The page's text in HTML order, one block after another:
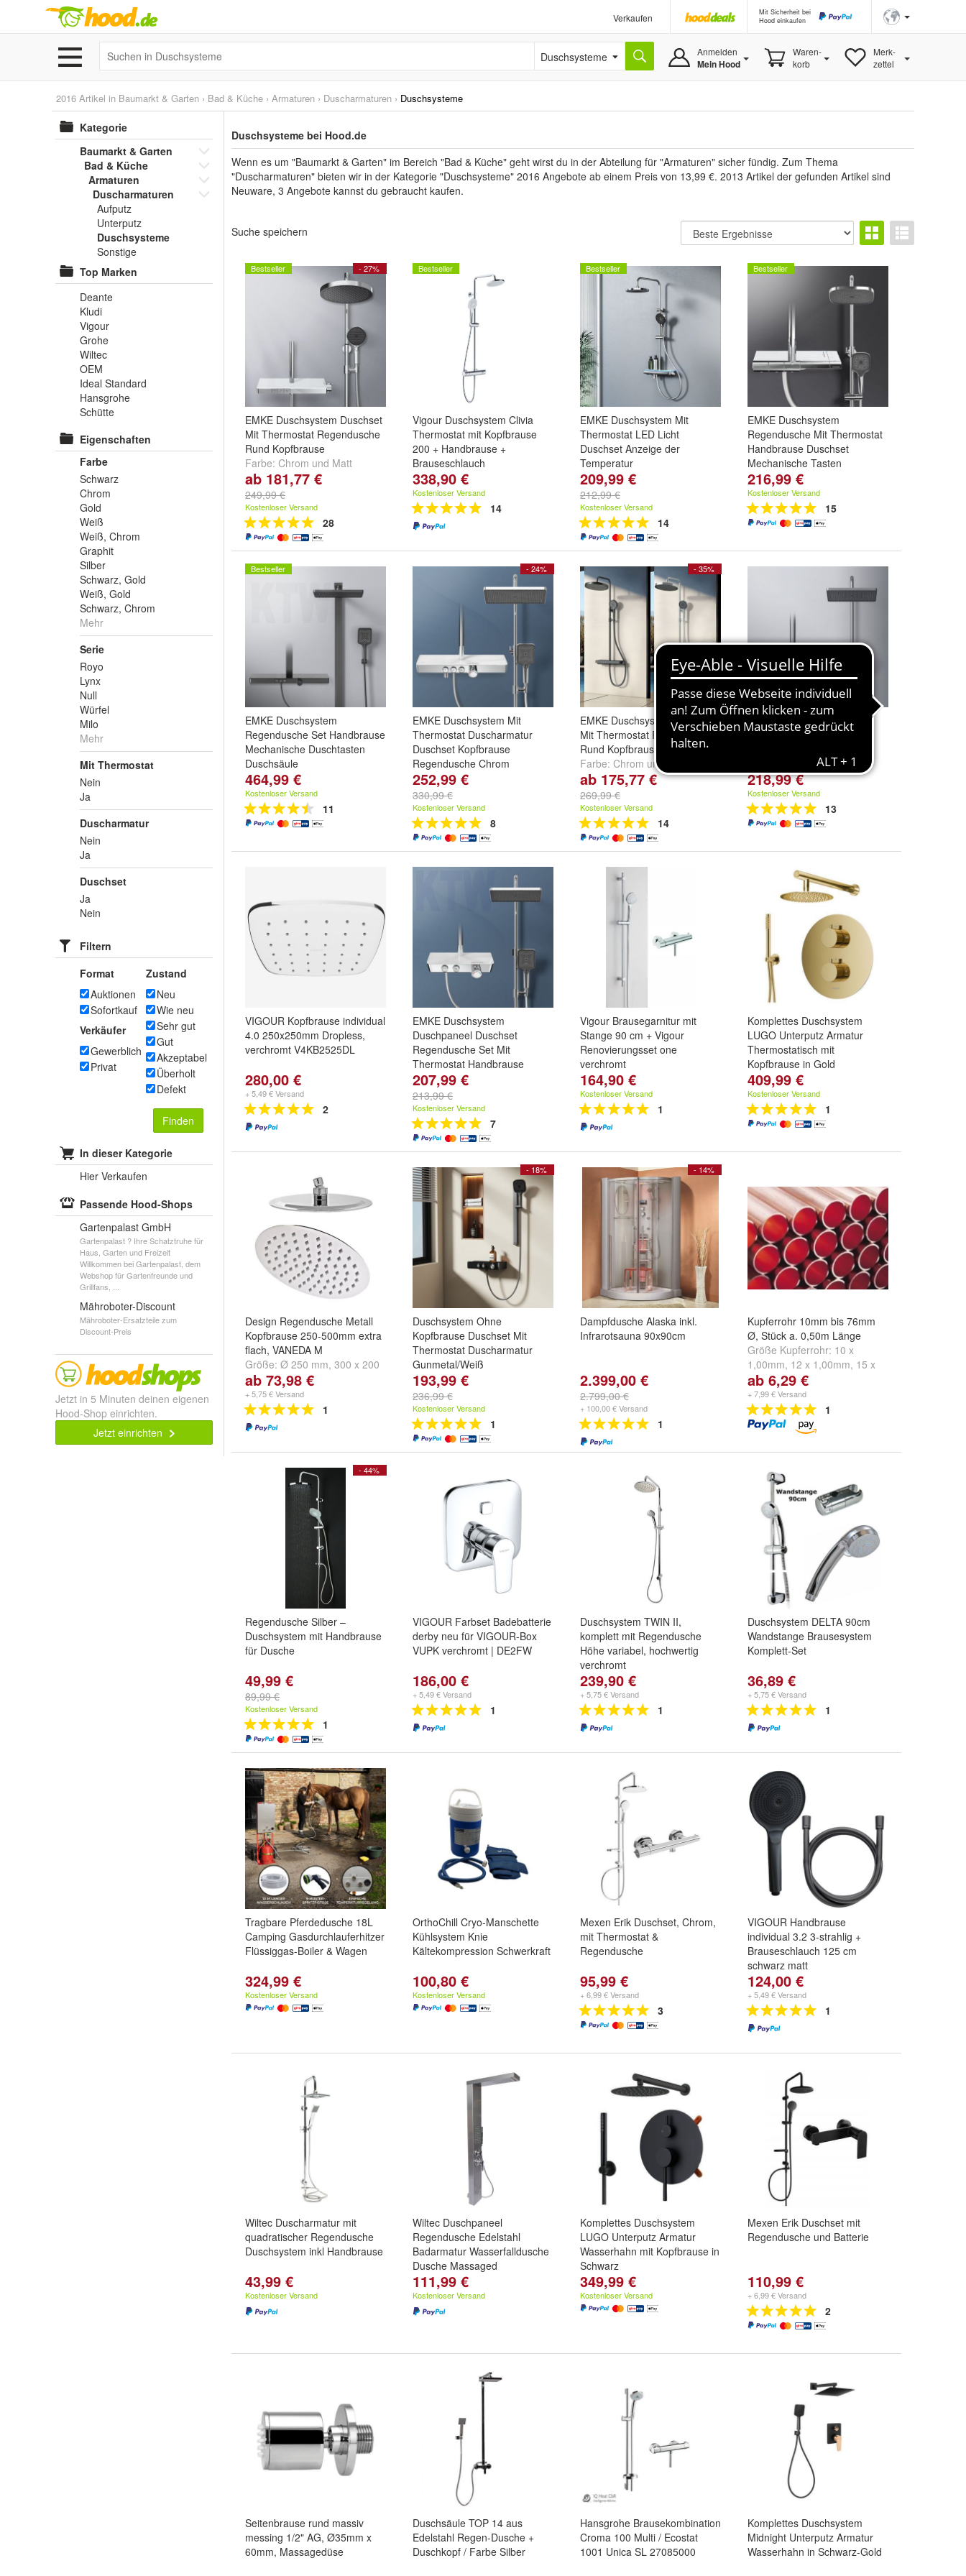
Verkaufen
Mit Sicherheit bei
Hood einkaufen
Duschsysteme Anmelden
Mein Hood
Waren-
korb
Merk-
zettel
2016 Artikel in Baumarkt & Garten › Bad & Küche › Armaturen › Duscharmaturen › Duschsysteme
Kategorie
Baumarkt & Garten
Bad & Küche
Armaturen
Duscharmaturen
Aufputz
Unterputz
Duschsysteme
Sonstige
Top Marken
Deante
Kludi
Vigour
Grohe
Wiltec
OEM
Ideal Standard
Hansgrohe
Schütte
Eigenschaften
Farbe
Schwarz
Chrom
Gold
Weiß
Weiß, Chrom
Graphit
Silber
Schwarz, Gold
Weiß, Gold
Schwarz, Chrom
Mehr
Serie
Royo
Lynx
Null
Würfel
Milo
Mehr
Mit Thermostat
Nein
Ja
Duscharmatur
Nein
Ja
Duschset
Ja
Nein
Filtern
Format
Auktionen
Sofortkauf
Verkäufer
Gewerblich
Privat
Zustand
Neu
Wie neu
Sehr gut
Gut
Akzeptabel
Überholt
Defekt
Finden
In dieser Kategorie
Hier Verkaufen
Passende Hood-Shops
Gartenpalast GmbH
Gartenpalast ? Ihre Schatztruhe für
Haus, Garten und Freizeit
Willkommen bei Gartenpalast, dem
Webshop für Gartenfreunde und
Grillfans, ...
Mähroboter-Discount
Mähroboter-Ersatzteile zum
Discount-Preis
Jetzt in 5 Minuten deinen eigenen
Hood-Shop einrichten.
Jetzt einrichten
Duschsysteme bei Hood.de
Wenn es um "Baumarkt & Garten" im Bereich "Bad & Küche" geht wirst du in der Abteilung für "Armaturen" sicher fündig. Zum Thema
"Duscharmaturen" bieten wir in der Kategorie "Duschsysteme" 2016 Angebote ab einem Preis von 13,99 €. 2013 Artikel der gefunden Artikel sind
Neuware, 3 Angebote kannst du gebraucht kaufen.
Suche speichern
- 27%
Bestseller
EMKE Duschsystem Duschset
Mit Thermostat Regendusche
Rund Kopfbrause
Farbe: Chrom und Matt
Schwarz
ab 181,77 €
249,99 €
Kostenloser Versand
28
Bestseller
Vigour Duschsystem Clivia
Thermostat mit Kopfbrause
200 + Handbrause +
Brauseschlauch
338,90 €
Kostenloser Versand
14
Bestseller
EMKE Duschsystem Mit
Thermostat LED Licht
Duschset Anzeige der
Temperatur
209,99 €
212,99 €
Kostenloser Versand
14
Bestseller
EMKE Duschsystem
Regendusche Mit Thermostat
Handbrause Duschset
Mechanische Tasten
216,99 €
Kostenloser Versand
15
Bestseller
EMKE Duschsystem
Regendusche Set Handbrause
Mechanische Duschtasten
Duschsäule
464,99 €
Kostenloser Versand
11
- 24%
EMKE Duschsystem Mit
Thermostat Duscharmatur
Duschset Kopfbrause
Regendusche Chrom
252,99 €
330,99 €
Kostenloser Versand
8
- 35%
EMKE Duschsystem Duschset
Mit Thermostat Regendusche
Rund Kopfbrause Handbrause
Farbe: Chrom und
Schwarz
ab 175,77 €
269,99 €
Kostenloser Versand
14
EMKE Duschsystem Mit
Thermostat Duscharmatur
218,99 €
Kostenloser Versand
13
VIGOUR Kopfbrause individual
4.0 250x250mm Dropless,
verchromt V4KB2525DL
280,00 €
+ 5,49 € Versand
2
EMKE Duschsystem
Duschpaneel Duschset
Regendusche Set Mit
Thermostat Handbrause
207,99 €
213,99 €
Kostenloser Versand
7
Vigour Brausegarnitur mit
Stange 90 cm + Vigour
Renovierungsset one
verchromt
164,90 €
Kostenloser Versand
1
Komplettes Duschsystem
LUGO Unterputz Armatur
Thermostatisch mit
Kopfbrause in Gold
409,99 €
Kostenloser Versand
1
Design Regendusche Metall
Kopfbrause 250-500mm extra
flach, VANEDA M
Größe: Ø 250 mm, 300 x 200
mm ,Ø 350 mm
ab 73,98 €
+ 5,75 € Versand
1
- 18%
Duschsystem Ohne
Kopfbrause Duschset Mit
Thermostat Duscharmatur
Gunmetal/Weiß
Farbe:Anthrazit
193,99 €
236,99 €
Kostenloser Versand
1
- 14%
Dampfdusche Alaska inkl.
Infrarotsauna 90x90cm
2.399,00 €
2.799,00 €
+ 100,00 € Versand
1
Kupferrohr 10mm bis 76mm
Ø, Stück a. 0,50m Länge
Größe Kupferrohr: 10 x
1,00mm, 12 x 1,00mm, 15 x
1,00mmundweitere ...
ab 6,29 €
+ 7,99 € Versand
1
- 44%
Regendusche Silber –
Duschsystem mit Handbrause
für Dusche
49,99 €
89,99 €
Kostenloser Versand
1
VIGOUR Farbset Badebatterie
derby neu für VIGOUR-Box
VUPK verchromt | DE2FW
186,00 €
+ 5,49 € Versand
1
Duschsystem TWIN II,
komplett mit Regendusche
Höhe variabel, hochwertig
verchromt
239,90 €
+ 5,75 € Versand
1
Duschsystem DELTA 90cm
Wandstange Brausesystem
Komplett-Set
36,89 €
+ 5,75 € Versand
1
Tragbare Pferdedusche 18L
Camping Gasdurchlauferhitzer
Flüssiggas-Boiler & Wagen
324,99 €
Kostenloser Versand
OrthoChill Cryo-Manschette
Kühlsystem Knie
Kältekompression Schwerkraft
100,80 €
Kostenloser Versand
Mexen Erik Duschset, Chrom,
mit Thermostat &
Regendusche
95,99 €
+ 6,99 € Versand
3
VIGOUR Handbrause
individual 3.2 3-strahlig +
Brauseschlauch 125 cm
schwarz matt
124,00 €
+ 5,49 € Versand
1
Wiltec Duscharmatur mit
quadratischer Regendusche
Duschsystem inkl Handbrause
43,99 €
Kostenloser Versand
Wiltec Duschpaneel
Regendusche Edelstahl
Badarmatur Wasserfalldusche
Dusche Massaged
111,99 €
Kostenloser Versand
Komplettes Duschsystem
LUGO Unterputz Armatur
Wasserhahn mit Kopfbrause in
Schwarz
349,99 €
Kostenloser Versand
Mexen Erik Duschset mit
Regendusche und Batterie
110,99 €
+ 6,99 € Versand
2
Seitenbrause rund massiv
messing 1/2" AG, Ø35mm x
60mm, Massagedüse
Duschsäule TOP 14 aus
Edelstahl Regen-Dusche +
Duschkopf / Farbe Silber
Hansgrohe Brausekombination
Croma 100 Multi / Ecostat
1001 Unica SL 27085000
Komplettes Duschsystem
Midnight Unterputz Armatur
Wasserhahn in Schwarz-Gold